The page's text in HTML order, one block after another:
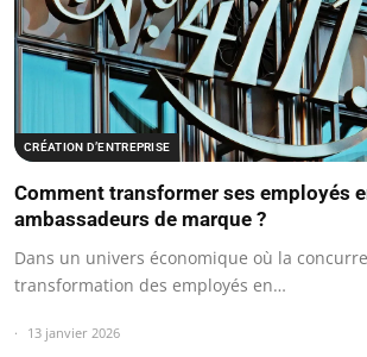
CRÉATION D’ENTREPRISE
Comment transformer ses employés
ambassadeurs de marque ?
Dans un univers économique où la
transformation des employés en…
13 janvier 2026